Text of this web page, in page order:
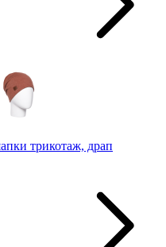
трикотаж, драп